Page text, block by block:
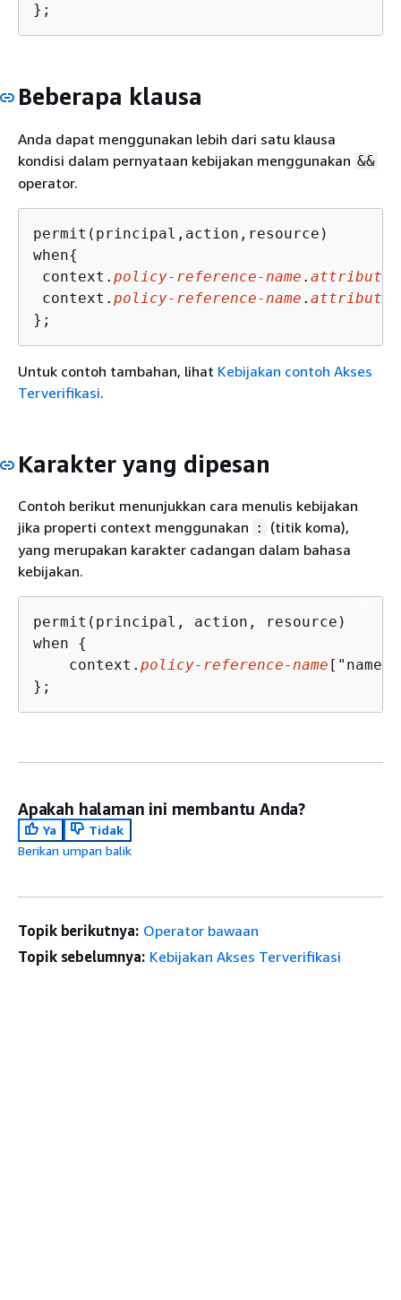
};
Beberapa klausa
Anda dapat menggunakan lebih dari satu klausa
kondisi dalam pernyataan kebijakan menggunakan &&
operator.
permit(principal,action,resource)
when{
context. policy-reference-name . attribute1
context. policy-reference-name . attribute2
};
Untuk contoh tambahan, lihat Kebijakan contoh Akses
Terverifikasi.
Karakter yang dipesan
Contoh berikut menunjukkan cara menulis kebijakan
jika properti context menggunakan :
(titik koma),
yang merupakan karakter cadangan dalam bahasa
kebijakan.
permit(principal, action, resource)
when {
    context.
policy-reference-name
};
Apakah halaman ini membantu Anda?
Ya
Tidak
Berikan umpan balik
Topik berikutnya: Operator bawaan
Topik sebelumnya: Kebijakan Akses Terverifikasi